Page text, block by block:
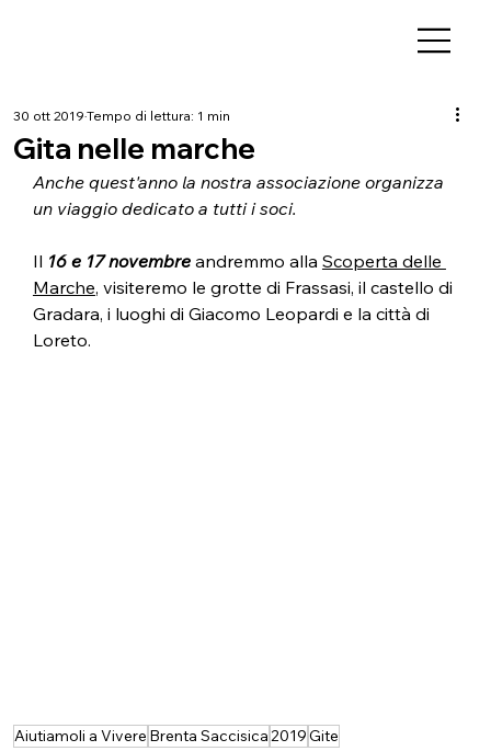
Gita nelle marche
30 ott 2019Tempo di lettura: 1 min
Anche quest'anno la nostra associazione organizza
un viaggio dedicato a tutti i soci.
Il 16 e 17 novembre andremmo alla Scoperta delle
Marche, visiteremo le grotte di Frassasi, il castello di
Gradara, i luoghi di Giacomo Leopardi e la città di
Loreto.
Aiutiamoli a Vivere Brenta Saccisica2019Gite